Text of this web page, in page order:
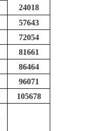
24018
57643
72054
81661
86464
96071
105678